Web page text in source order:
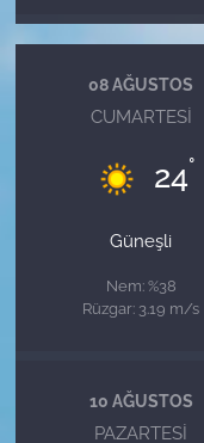
08 AĞUSTOS
CUMARTESI
24°
Güneşli
Nem: %38
Rüzgar: 3.19 m/s
10 AĞUSTOS
PAZARTESI